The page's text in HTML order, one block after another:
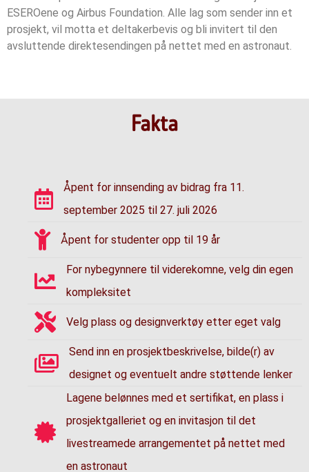
ESEROene og Airbus Foundation. Alle lag som sender inn et
prosjekt, vil motta et deltakerbevis og bli invitert til den
avsluttende direktesendingen på nettet med en astronaut.
Fakta
Åpent for innsending av bidrag fra 11.
september 2025 til 27. juli 2026
Åpent for studenter opp til 19 år
For nybegynnere til viderekomne, velg din egen
kompleksitet
Velg plass og designverktøy etter eget valg
Send inn en prosjektbeskrivelse, bilde(r) av
designet og eventuelt andre støttende lenker
Lagene belønnes med et sertifikat, en plass i
prosjektgalleriet og en invitasjon til det
livestreamede arrangementet på nettet med
en astronaut